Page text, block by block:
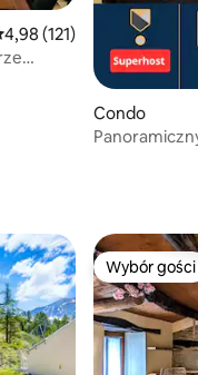
ocena: 4,98 na 5,
4,98 (121)
Condo
Wybór gości
Wybór gości